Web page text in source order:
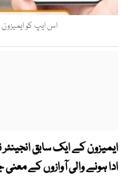
اس ایپ کو ایمیزون
ایمیزون کے ایک سابق
ادا ہونے والی آوازوں کے